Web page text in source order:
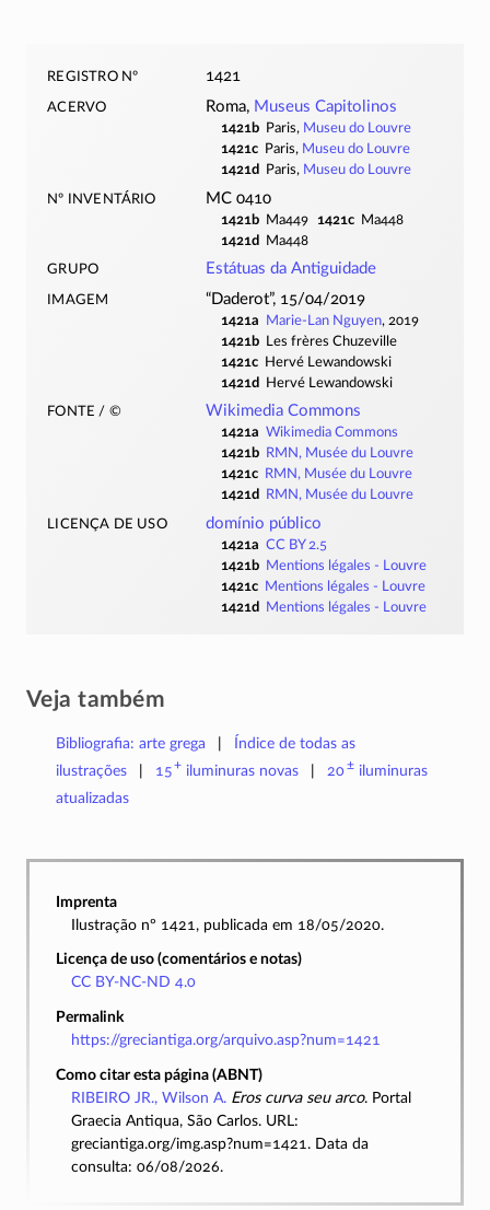
registro nº 1421
acervo Roma, Museus Capitolinos
1421bParis, Museu do Louvre
1421cParis, Museu do Louvre
1421d Paris, Museu do Louvre
nº inventário MC 0410
1421bMa449 1421c Ma448
1421dMa448
grupo Estátuas da Antiguidade
imagem “Daderot”, 15/04/2019
1421a Marie-Lan Nguyen, 2019
1421bLes frères Chuzeville
1421cHervé Lewandowski
1421d Hervé Lewandowski
fonte / © Wikimedia Commons
1421a Wikimedia Commons
1421b RMN, Musée du Louvre
1421c RMN, Musée du Louvre
1421d
RMN, Musée du Louvre
licença de uso domínio público
1421a CC BY 2.5
1421b Mentions légales - Louvre
1421c Mentions légales - Louvre
1421d Mentions légales - Louvre
Veja também
Bibliografia: arte grega
Índice de todas as
ilustrações
15+ iluminuras novas 20±iluminuras
atualizadas
Imprenta
Ilustração nº 1421, publicada em 18/05/2020.
Licença de uso (comentários e notas)
CC BY-NC-ND 4.0
Permalink
https://greciantiga.org/arquivo.asp?num=1421
Como citar esta página (ABNT)
RIBEIRO JR., Wilson A. Eros curva seu arco. Portal
Graecia Antiqua, São Carlos. URL:
greciantiga.org/img.asp?num=1421. Data da
consulta: 06/08/2026.